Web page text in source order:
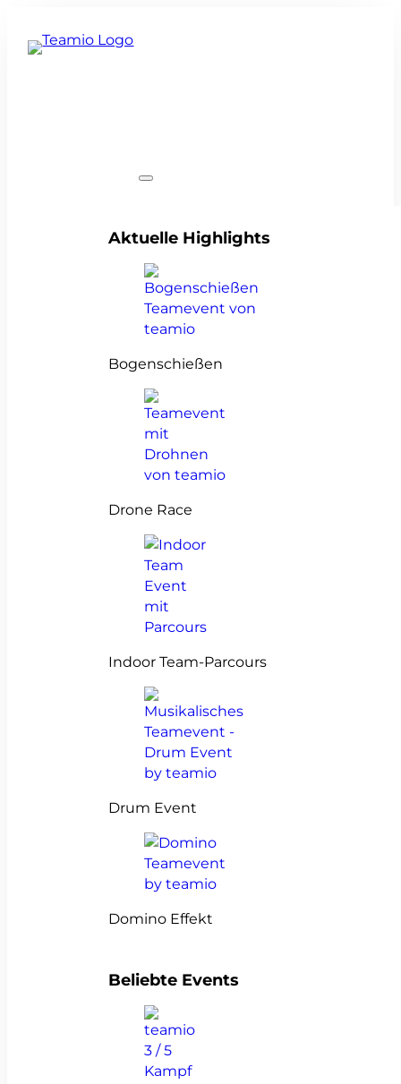
Aktuelle Highlights
Bogenschießen
Drone Race
Indoor Team-Parcours
Drum Event
Domino Effekt
Beliebte Events